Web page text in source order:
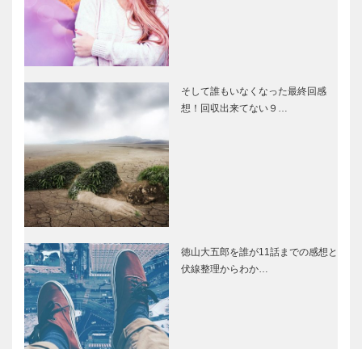
そして誰もいなくなった最終回感
想！回収出来てない９…
徳山大五郎を誰が11話までの感想と
伏線整理からわか…